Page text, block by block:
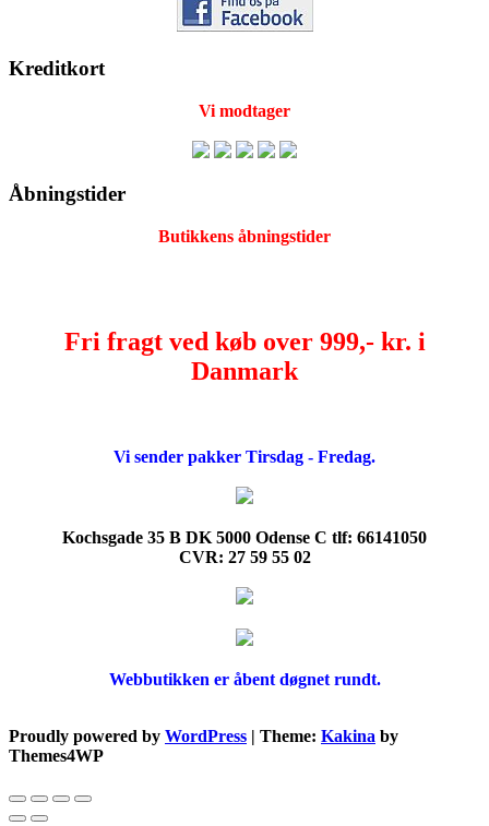
Kreditkort
Vi modtager
Åbningstider
Butikkens åbningstider
Fri fragt ved køb over 999,- kr. i
Danmark
Vi sender pakker Tirsdag - Fredag.
Kochsgade 35 B DK 5000 Odense C tlf: 66141050
CVR: 27 59 55 02
Webbutikken er åbent døgnet rundt.
Proudly powered by WordPress | Theme: Kakina by
Themes4WP